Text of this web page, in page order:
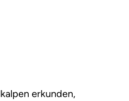
erkunden,